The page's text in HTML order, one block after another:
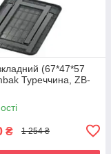
(67*47*57
Туреччина, ZB-
₴ 1 254 ₴